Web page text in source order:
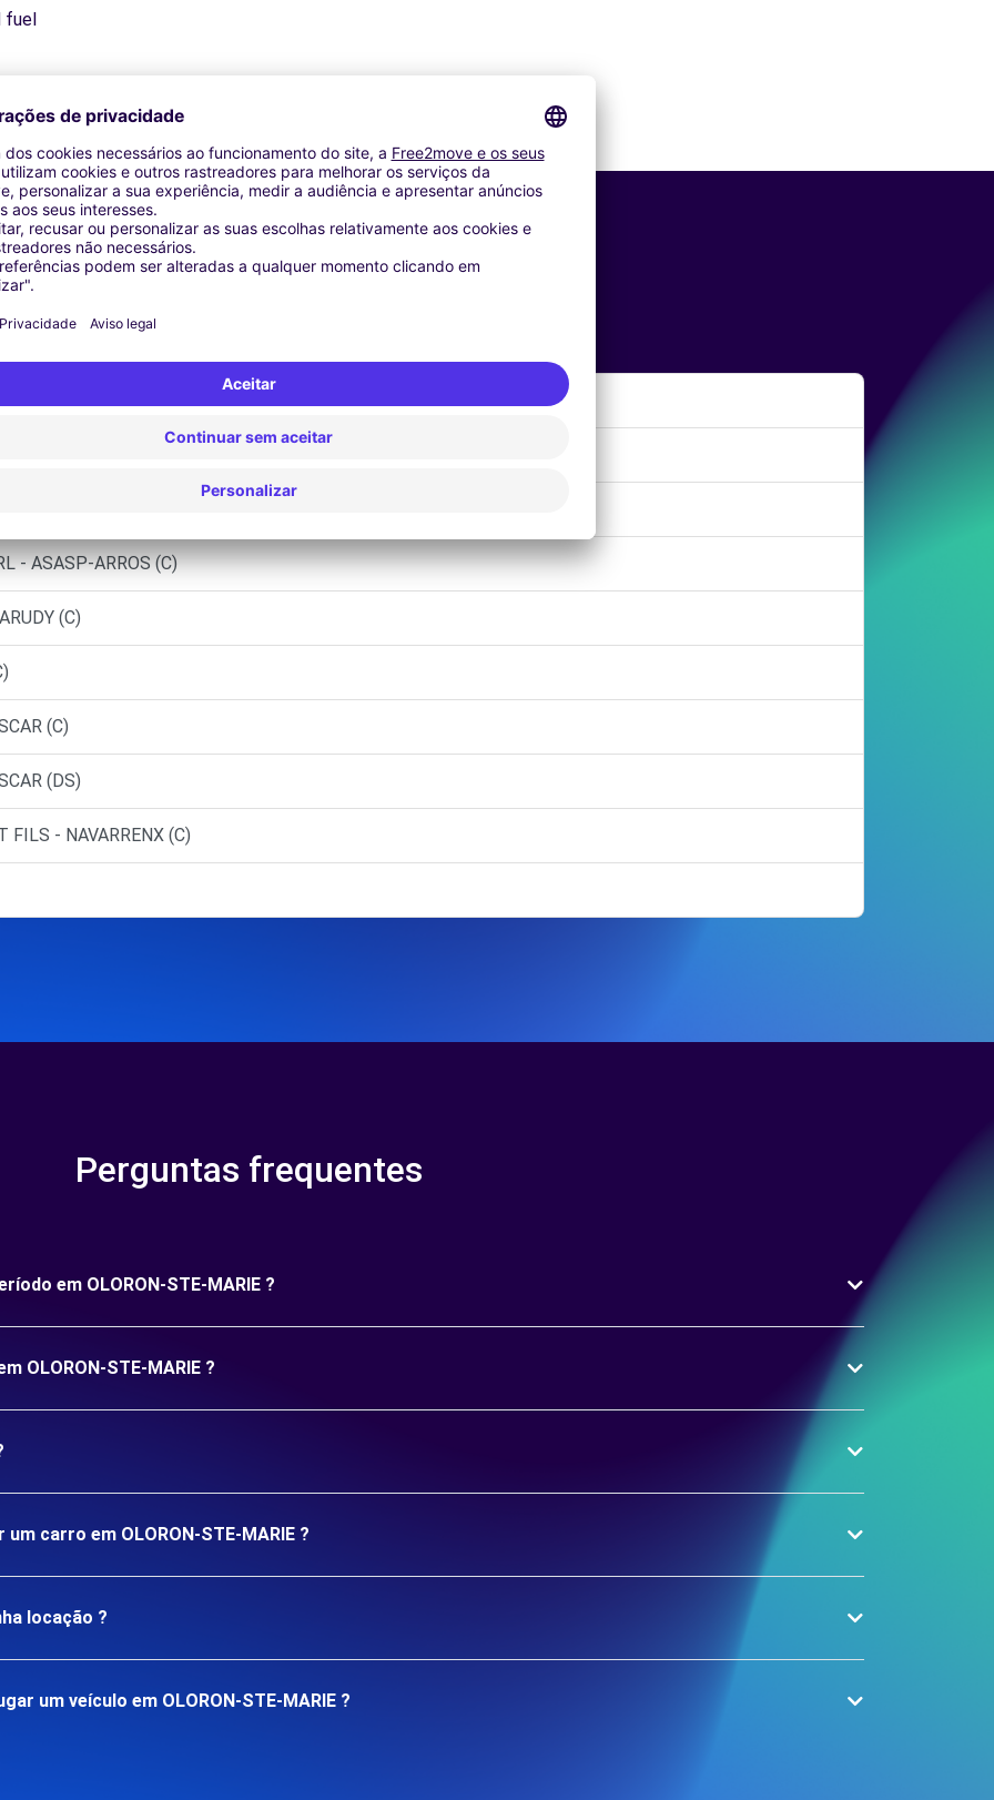
fuel
- ASASP-ARROS (C)
(C)
(C)
(DS)
FILS - NAVARRENX (C)
Perguntas frequentes
em OLORON-STE-MARIE ?
OLORON-STE-MARIE ?
carro em OLORON-STE-MARIE ?
locação ?
um veículo em OLORON-STE-MARIE ?